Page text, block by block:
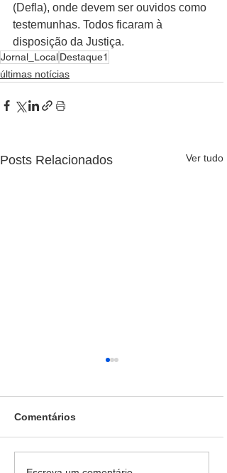
(Defla), onde devem ser ouvidos como
testemunhas. Todos ficaram à
disposição da Justiça.
Jornal_LocalDestaque1
últimas notícias
Posts Relacionados Ver tudo
Comentários